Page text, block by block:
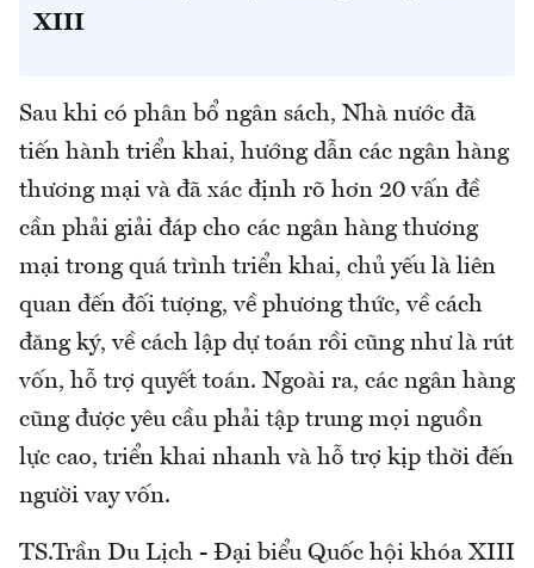
XIII
Sau khi có phân bổ ngân sách, Nhà nước đã
tiến hành triển khai, hướng dẫn các ngân hàng
thương mại và đã xác định rõ hơn 20 vấn đề
cần phải giải đáp cho các ngân hàng thương
mại trong quá trình triển khai, chủ yếu là liên
quan đến đối tượng, về phương thức, về cách
đăng ký, về cách lập dự toán rồi cũng như là rút
vốn, hỗ trợ quyết toán. Ngoài ra, các ngân hàng
cũng được yêu cầu phải tập trung mọi nguồn
lực cao, triển khai nhanh và hỗ trợ kịp thời đến
người vay vốn.
TS.Trần Du Lịch - Đại biểu Quốc hội khóa XIII